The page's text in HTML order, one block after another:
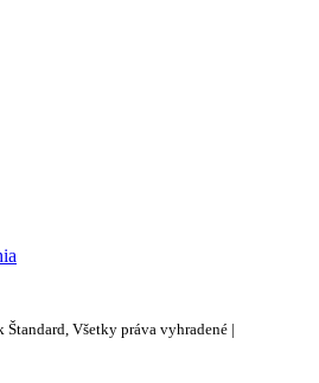
Štandard, Všetky práva vyhradené |